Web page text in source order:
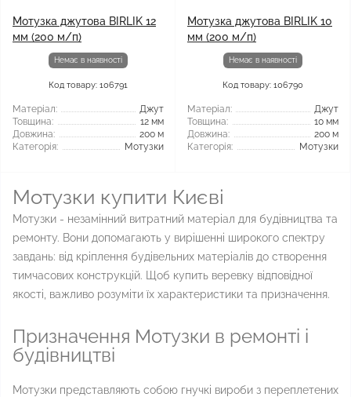
Мотузка джутова BIRLIK 12
мм (200 м/п)
Немає в наявності
Код товару: 106791
Матеріал:
Джут
Товщина:
12 мм
Довжина:
200 м
Категорія:
Мотузки
Мотузка джутова BIRLIK 10
мм (200 м/п)
Немає в наявності
Код товару: 106790
Матеріал:
Джут
Товщина:
10 мм
Довжина:
200 м
Категорія:
Мотузки
Мотузки купити Києві
Мотузки - незамінний витратний матеріал для будівництва та
ремонту. Вони допомагають у вирішенні широкого спектру
завдань: від кріплення будівельних матеріалів до створення
тимчасових конструкцій. Щоб купить веревку відповідної
якості, важливо розуміти їх характеристики та призначення.
Призначення Мотузки в ремонті і
будівництві
Мотузки представляють собою гнучкі вироби з переплетених